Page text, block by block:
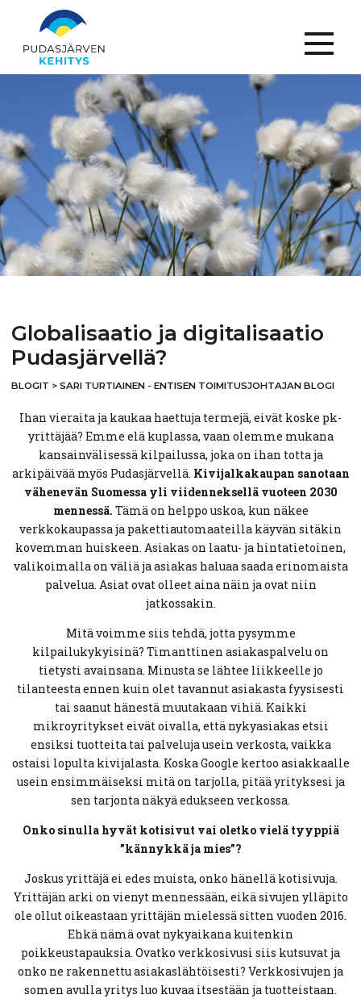
Menu
Globalisaatio ja digitalisaatio
Pudasjärvellä?
BLOGIT > SARI TURTIAINEN - ENTISEN TOIMITUSJOHTAJAN BLOGI
Ihan vieraita ja kaukaa haettuja termejä, eivät koske pk-
yrittäjää? Emme elä kuplassa, vaan olemme mukana
kansainvälisessä kilpailussa, joka on ihan totta ja
arkipäivää myös Pudasjärvellä. Kivijalkakaupan sanotaan
vähenevän Suomessa yli viidenneksellä vuoteen 2030
mennessä. Tämä on helppo uskoa, kun näkee
verkkokaupassa ja pakettiautomaateilla käyvän sitäkin
kovemman huiskeen. Asiakas on laatu- ja hintatietoinen,
valikoimalla on väliä ja asiakas haluaa saada erinomaista
palvelua. Asiat ovat olleet aina näin ja ovat niin
jatkossakin.
Mitä voimme siis tehdä, jotta pysymme
kilpailukykyisinä? Timanttinen asiakaspalvelu on
tietysti avainsana. Minusta se lähtee liikkeelle jo
tilanteesta ennen kuin olet tavannut asiakasta fyysisesti
tai saanut hänestä muutakaan vihiä. Kaikki
mikroyritykset eivät oivalla, että nykyasiakas etsii
ensiksi tuotteita tai palveluja usein verkosta, vaikka
ostaisi lopulta kivijalasta. Koska Google kertoo asiakkaalle
usein ensimmäiseksi mitä on tarjolla, pitää yrityksesi ja
sen tarjonta näkyä edukseen verkossa.
Onko sinulla hyvät kotisivut vai oletko vielä tyyppiä
”kännykkä ja mies”?
Joskus yrittäjä ei edes muista, onko hänellä kotisivuja.
Yrittäjän arki on vienyt mennessään, eikä sivujen ylläpito
ole ollut oikeastaan yrittäjän mielessä sitten vuoden 2016.
Ehkä nämä ovat nykyaikana kuitenkin
poikkeustapauksia. Ovatko verkkosivusi siis kutsuvat ja
onko ne rakennettu asiakaslähtöisesti? Verkkosivujen ja
somen avulla yritys luo kuvaa itsestään ja tuotteistaan.